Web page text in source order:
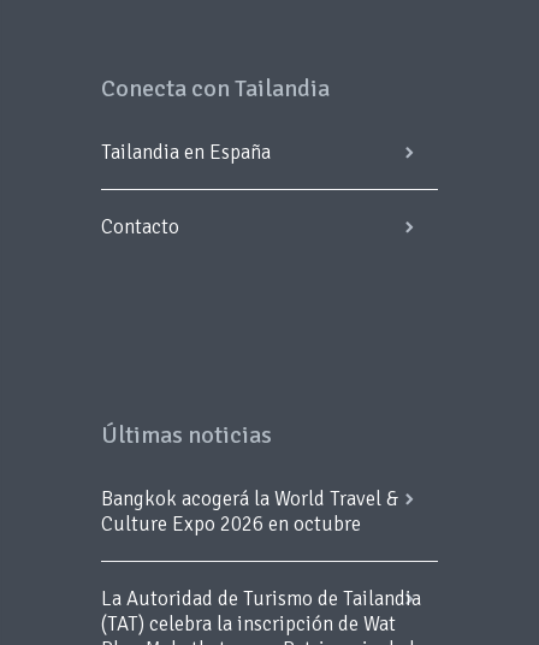
Conecta con Tailandia
Tailandia en España
Contacto
Últimas noticias
Bangkok acogerá la World Travel &
Culture Expo 2026 en octubre
La Autoridad de Turismo de Tailandia
(TAT) celebra la inscripción de Wat